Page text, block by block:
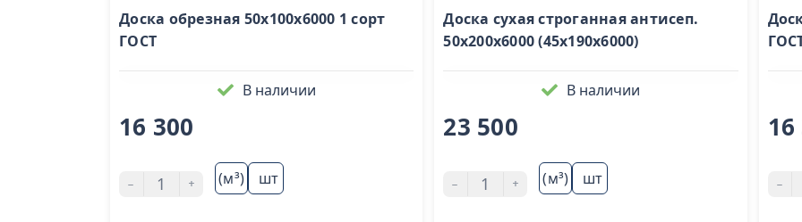
Доска обрезная 50х100х6000 1 сорт
ГОСТ
В наличии
16 300
- + (м³) шт
Доска сухая строганная антисеп.
50х200х6000 (45х190х6000)
В наличии
23 500
- + (м³) шт
16
-